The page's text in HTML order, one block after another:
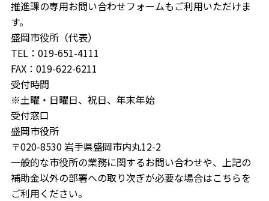
推進課の専用お問い合わせフォームもご利用いただけま
す。
盛岡市役所（代表）
TEL：019-651-4111
FAX：019-622-6211
受付時間
※土曜・日曜日、祝日、年末年始
受付窓口
盛岡市役所
〒020-8530 岩手県盛岡市内丸12-2
一般的な市役所の業務に関するお問い合わせや、上記の
補助金以外の部署への取り次ぎが必要な場合はこちらを
ご利用ください。